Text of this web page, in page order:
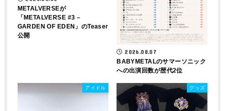
METALVERSEが
「METALVERSE #3 –
GARDEN OF EDEN」のTeaser
公開
2026.08.07
BABYMETALのサマーソニック
への出演回数が歴代2位
アイドル グッズ